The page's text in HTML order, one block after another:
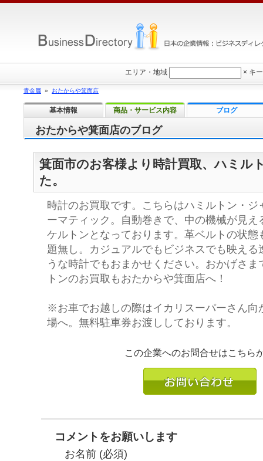
おたからや箕面店のブログ
箕面市のお客様より時計買取、ハミル
た。
時計のお買取です。こちらはハミルトン・ジ
ーマティック。自動巻きで、中の機械が見え
ケルトンとなっております。革ベルトの状態
題無し。カジュアルでもビジネスでも映える
うな時計でもおまかせください。おかげさま
トンのお買取もおたからや箕面店へ！
※お車でお越しの際はイカリスーパーさん向
場へ。無料駐車券お渡ししております。
この企業へのお問合せはこちら
コメントをお願いします
お名前 (必須)
エリア・地域 × キ
貴金属 » おたからや箕面店
基本情報 商品・サービス内容 ブログ